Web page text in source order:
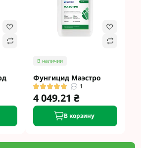
В наличии
Фунгицид Маэстро
1
4 049.21 ₴
В корзину